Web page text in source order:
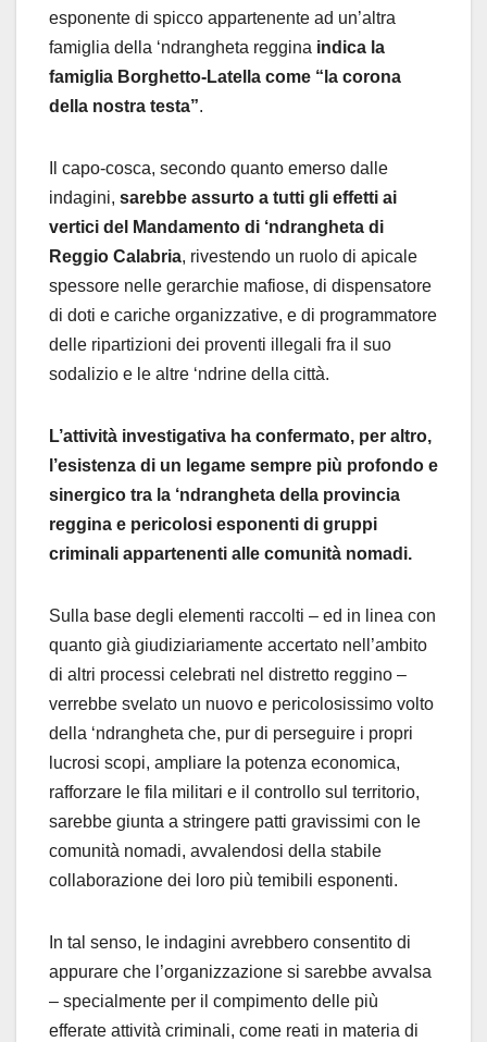
esponente di spicco appartenente ad un’altra
famiglia della ‘ndrangheta reggina indica la
famiglia Borghetto-Latella come “la corona
della nostra testa”.
Il capo-cosca, secondo quanto emerso dalle
indagini, sarebbe assurto a tutti gli effetti ai
vertici del Mandamento di ‘ndrangheta di
Reggio Calabria, rivestendo un ruolo di apicale
spessore nelle gerarchie mafiose, di dispensatore
di doti e cariche organizzative, e di programmatore
delle ripartizioni dei proventi illegali fra il suo
sodalizio e le altre ‘ndrine della città.
L’attività investigativa ha confermato, per altro,
l’esistenza di un legame sempre più profondo e
sinergico tra la ‘ndrangheta della provincia
reggina e pericolosi esponenti di gruppi
criminali appartenenti alle comunità nomadi.
Sulla base degli elementi raccolti – ed in linea con
quanto già giudiziariamente accertato nell’ambito
di altri processi celebrati nel distretto reggino –
verrebbe svelato un nuovo e pericolosissimo volto
della ‘ndrangheta che, pur di perseguire i propri
lucrosi scopi, ampliare la potenza economica,
rafforzare le fila militari e il controllo sul territorio,
sarebbe giunta a stringere patti gravissimi con le
comunità nomadi, avvalendosi della stabile
collaborazione dei loro più temibili esponenti.
In tal senso, le indagini avrebbero consentito di
appurare che l’organizzazione si sarebbe avvalsa
– specialmente per il compimento delle più
efferate attività criminali, come reati in materia di